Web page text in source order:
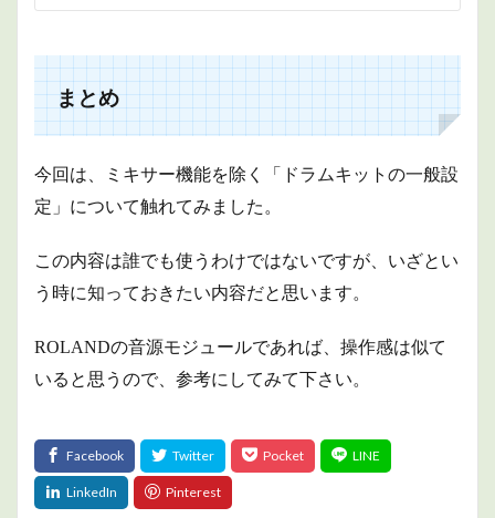
まとめ
今回は、ミキサー機能を除く「ドラムキットの一般設
定」について触れてみました。
この内容は誰でも使うわけではないですが、いざとい
う時に知っておきたい内容だと思います。
ROLANDの音源モジュールであれば、操作感は似て
いると思うので、参考にしてみて下さい。